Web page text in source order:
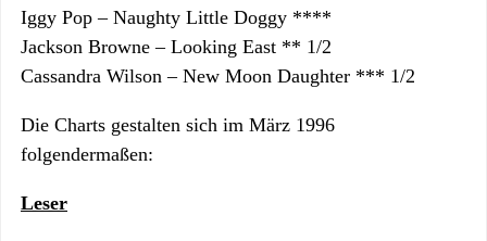
Iggy Pop – Naughty Little Doggy ****
Jackson Browne – Looking East ** 1/2
Cassandra Wilson – New Moon Daughter *** 1/2
Die Charts gestalten sich im März 1996
folgendermaßen:
Leser